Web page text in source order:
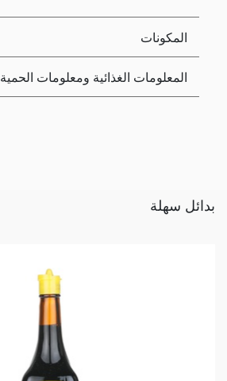
المكونات
المعلومات الغذائية ومعلومات الحمية
بدائل سهلة